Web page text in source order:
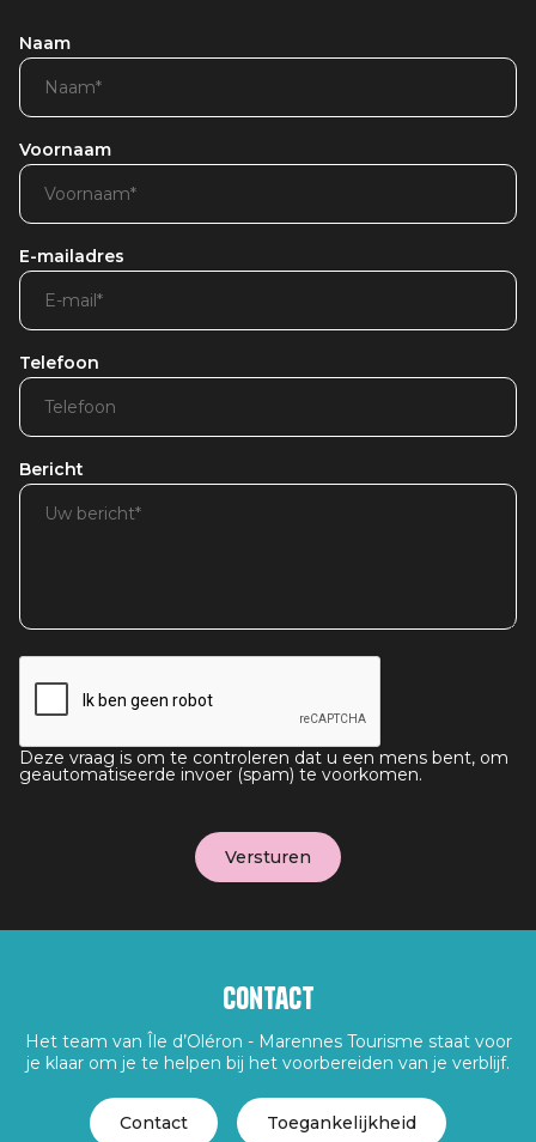
Naam
Voornaam
E-mailadres
Telefoon
Bericht
Deze vraag is om te controleren dat u een mens bent, om
geautomatiseerde invoer (spam) te voorkomen.
Contact
Het team van Île d’Oléron - Marennes Tourisme staat voor
je klaar om je te helpen bij het voorbereiden van je verblijf.
Contact Toegankelijkheid